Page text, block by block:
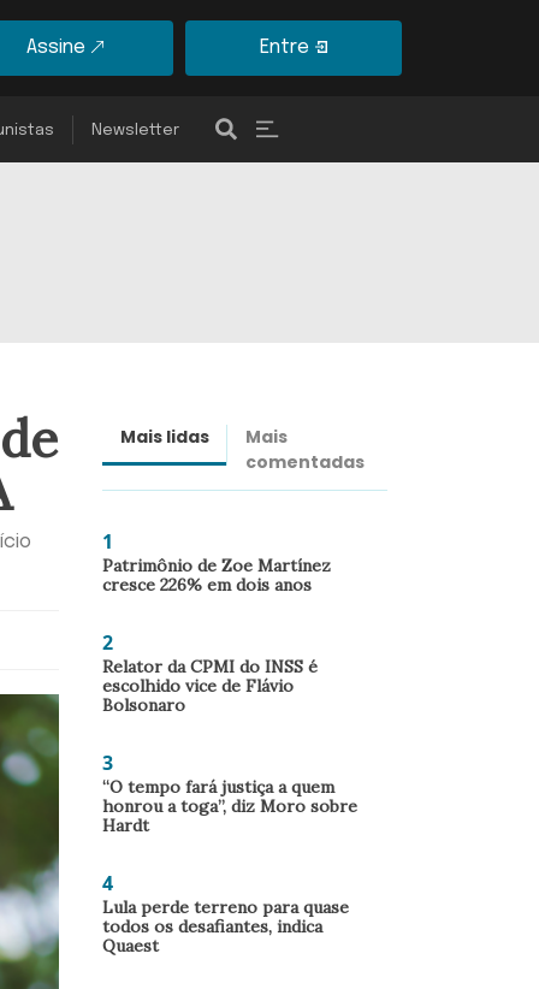
Assine Entre
Newsletter
Mais lidas
Mais
comentadas
1
Patrimônio de Zoe Martínez
cresce 226% em dois anos
2
Relator da CPMI do INSS é
escolhido vice de Flávio
Bolsonaro
3
“O tempo fará justiça a quem
honrou a toga”, diz Moro sobre
Hardt
4
Lula perde terreno para quase
todos os desafiantes, indica
Quaest